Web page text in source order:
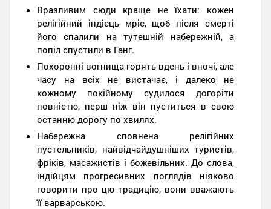
Вразливим сюди краще не їхати: кожен
релігійний індієць мріє, щоб після смерті
його спалили на тутешній набережній, а
попіл спустили в Ганг.
Похоронні вогнища горять вдень і вночі, але
часу на всіх не вистачає, і далеко не
кожному покійному судилося догоріти
повністю, перш ніж він пуститься в свою
останню дорогу по хвилях.
Набережна сповнена релігійних
пустельників, найвідчайдушніших туристів,
фріків, масажистів і божевільних. До слова,
індійцям прогресивних поглядів ніяково
говорити про цю традицію, вони вважають
її варварською.